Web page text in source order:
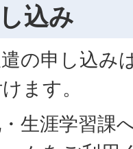
込み
の申し込み
ます。
生涯学習課